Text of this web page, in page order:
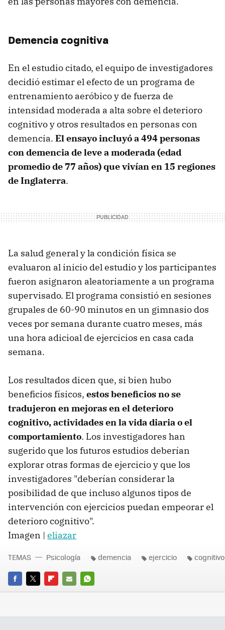
Demencia cognitiva
En el estudio citado, el equipo de investigadores
decidió estimar el efecto de un programa de
entrenamiento aeróbico y de fuerza de
intensidad moderada a alta sobre el deterioro
cognitivo y otros resultados en personas con
demencia. El ensayo incluyó a 494 personas
con demencia de leve a moderada (edad
promedio de 77 años) que vivían en 15 regiones
de Inglaterra.
La salud general y la condición física se
evaluaron al inicio del estudio y los participantes
fueron asignaron aleatoriamente a un programa
supervisado. El programa consistió en sesiones
grupales de 60-90 minutos en un gimnasio dos
veces por semana durante cuatro meses, más
una hora adicioal de ejercicios en casa cada
semana.
Los resultados dicen que, si bien hubo
beneficios físicos, estos beneficios no se
tradujeron en mejoras en el deterioro
cognitivo, actividades en la vida diaria o el
comportamiento. Los investigadores han
sugerido que los futuros estudios deberían
explorar otras formas de ejercicio y que los
investigadores "deberían considerar la
posibilidad de que incluso algunos tipos de
intervención con ejercicios puedan empeorar el
deterioro cognitivo".
Imagen | eliazar
FACEBOOK
TWITTERFLIPBOARD
E-
WHATSAPP
TEMAS Psicología demencia ejercicio cognitivo